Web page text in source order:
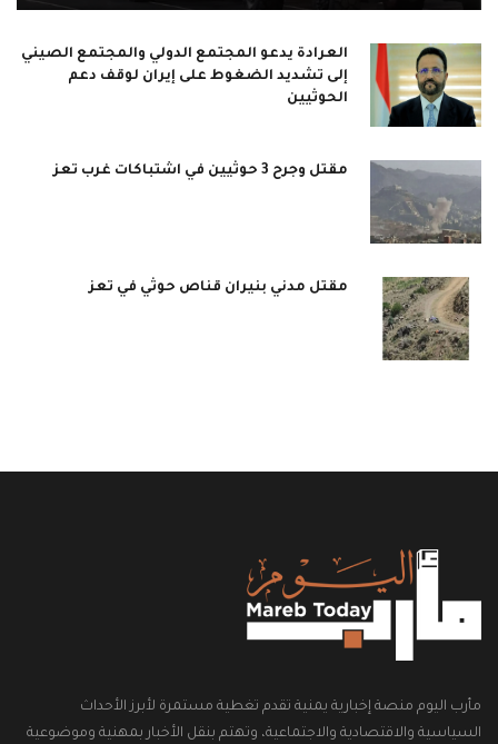
العرادة يدعو المجتمع الدولي والمجتمع الصيني
إلى تشديد الضغوط على إيران لوقف دعم
الحوثيين
مقتل وجرح 3 حوثيين في اشتباكات غرب تعز
مقتل مدني بنيران قناص حوثي في تعز
مأرب اليوم منصة إخبارية يمنية تقدم تغطية مستمرة لأبرز الأحداث
السياسية والاقتصادية والاجتماعية، وتهتم بنقل الأخبار بمهنية وموضوعية